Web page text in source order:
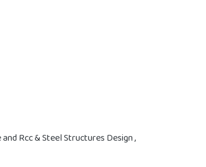
Rcc & Steel Structures Design ,